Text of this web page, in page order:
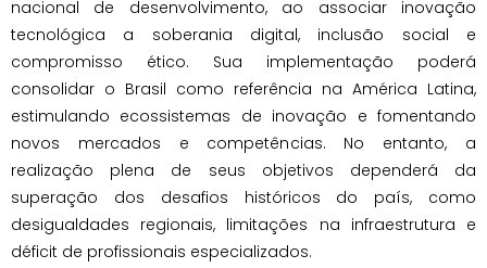
nacional de desenvolvimento, ao associar inovação
tecnológica a soberania digital, inclusão social e
compromisso ético. Sua implementação poderá
consolidar o Brasil como referência na América Latina,
estimulando ecossistemas de inovação e fomentando
novos mercados e competências. No entanto, a
realização plena de seus objetivos dependerá da
superação dos desafios históricos do país, como
desigualdades regionais, limitações na infraestrutura e
déficit de profissionais especializados.